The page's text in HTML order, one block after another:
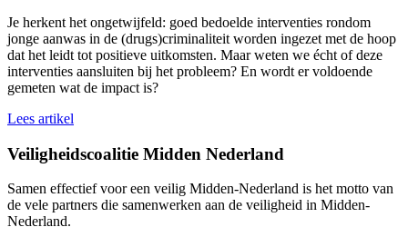
Je herkent het ongetwijfeld: goed bedoelde interventies rondom
jonge aanwas in de (drugs)criminaliteit worden ingezet met de hoop
dat het leidt tot positieve uitkomsten. Maar weten we écht of deze
interventies aansluiten bij het probleem? En wordt er voldoende
gemeten wat de impact is?
Lees artikel
Veiligheidscoalitie Midden Nederland
Samen effectief voor een veilig Midden-Nederland is het motto van
de vele partners die samenwerken aan de veiligheid in Midden-
Nederland.